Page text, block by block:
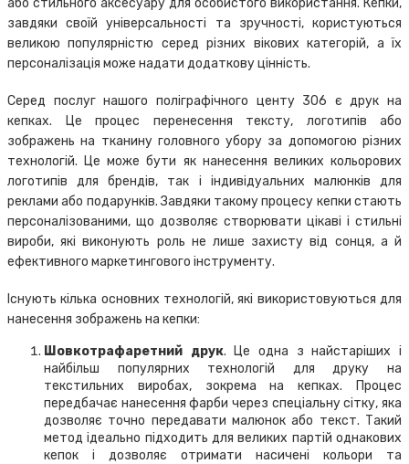
або стильного аксесуару для особистого використання. Кепки,
завдяки своїй універсальності та зручності, користуються
великою популярністю серед різних вікових категорій, а їх
персоналізація може надати додаткову цінність.
Серед послуг нашого поліграфічного центу 306 є друк на
кепках. Це процес перенесення тексту, логотипів або
зображень на тканину головного убору за допомогою різних
технологій. Це може бути як нанесення великих кольорових
логотипів для брендів, так і індивідуальних малюнків для
реклами або подарунків. Завдяки такому процесу кепки стають
персоналізованими, що дозволяє створювати цікаві і стильні
вироби, які виконують роль не лише захисту від сонця, а й
ефективного маркетингового інструменту.
Існують кілька основних технологій, які використовуються для
нанесення зображень на кепки:
Шовкотрафаретний друк. Це одна з найстаріших і
найбільш популярних технологій для друку на
текстильних виробах, зокрема на кепках. Процес
передбачає нанесення фарби через спеціальну сітку, яка
дозволяє точно передавати малюнок або текст. Такий
метод ідеально підходить для великих партій однакових
кепок і дозволяє отримати насичені кольори та